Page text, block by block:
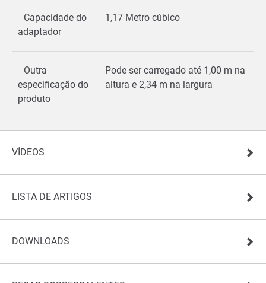
Capacidade do
adaptador
1,17 Metro cúbico
Outra
especificação do
produto
Pode ser carregado até 1,00 m na
altura e 2,34 m na largura
VÍDEOS
LISTA DE ARTIGOS
DOWNLOADS